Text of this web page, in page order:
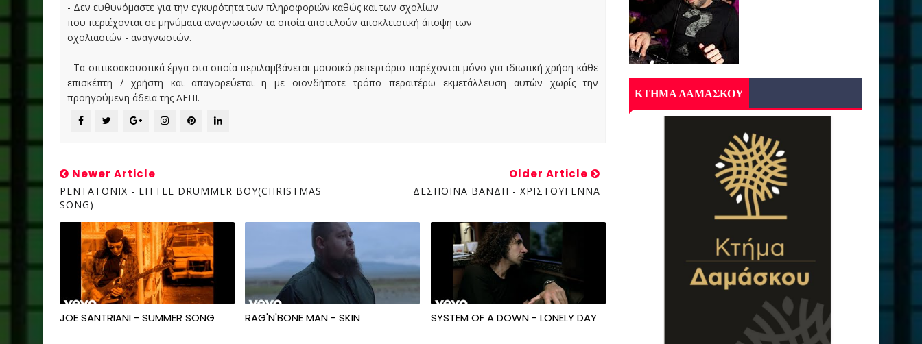
- Δεν ευθυνόμαστε για την εγκυρότητα των πληροφοριών καθώς και των σχολίων
που περιέχονται σε μηνύματα αναγνωστών τα οποία αποτελούν αποκλειστική άποψη των
σχολιαστών - αναγνωστών.
- Τα οπτικοακουστικά έργα στα οποία περιλαμβάνεται μουσικό ρεπερτόριο παρέχονται μόνο για ιδιωτική χρήση κάθε
επισκέπτη / χρήστη και απαγορεύεται η με οιονδήποτε τρόπο περαιτέρω εκμετάλλευση αυτών χωρίς την
προηγούμενη άδεια της ΑΕΠΙ.
Newer Article
PENTATONIX - LITTLE DRUMMER BOY(CHRISTMAS
SONG)
Older Article
ΔΕΣΠΟΙΝΑ ΒΑΝΔΗ - ΧΡΙΣΤΟΥΓΕΝΝΑ
JOE SANTRIANI - SUMMER SONG RAG'N'BONE MAN - SKIN SYSTEM OF A DOWN - LONELY DAY
ΚΤΗΜΑ ΔΑΜΑΣΚΟΥ